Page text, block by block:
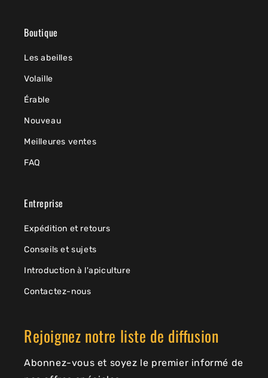
Boutique
Les abeilles
Volaille
Érable
Nouveau
Meilleures ventes
FAQ
Entreprise
Expédition et retours
Conseils et sujets
Introduction à l'apiculture
Contactez-nous
Rejoignez notre liste de diffusion
Abonnez-vous et soyez le premier informé de